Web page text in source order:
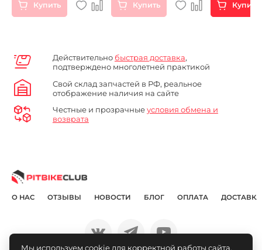
Купить Купить Купить
Действительно быстрая доставка,
подтверждено многолетней практикой
Свой склад запчастей в РФ, реальное
отображение наличия на сайте
Честные и прозрачныеусловия обмена и
возврата
О НАС ОТЗЫВЫ НОВОСТИ БЛОГ ОПЛАТА ДОСТАВКА
Мы используем cookie для корректной работы сайта,